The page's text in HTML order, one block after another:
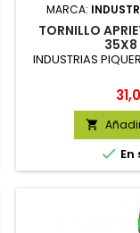
MARCA:
TORNILLO
35X8
INDUSTRIAS

 En